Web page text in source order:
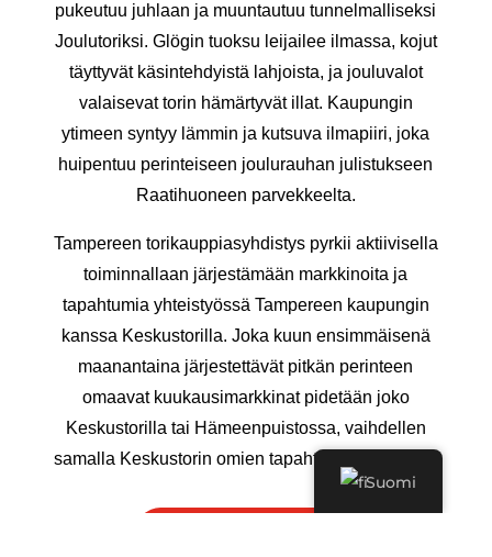
pukeutuu juhlaan ja muuntautuu tunnelmalliseksi
Joulutoriksi. Glögin tuoksu leijailee ilmassa, kojut
täyttyvät käsintehdyistä lahjoista, ja jouluvalot
valaisevat torin hämärtyvät illat. Kaupungin
ytimeen syntyy lämmin ja kutsuva ilmapiiri, joka
huipentuu perinteiseen joulurauhan julistukseen
Raatihuoneen parvekkeelta.
Tampereen torikauppiasyhdistys pyrkii aktiivisella
toiminnallaan järjestämään markkinoita ja
tapahtumia yhteistyössä Tampereen kaupungin
kanssa Keskustorilla. Joka kuun ensimmäisenä
maanantaina järjestettävät pitkän perinteen
omaavat kuukausimarkkinat pidetään joko
Keskustorilla tai Hämeenpuistossa, vaihdellen
samalla Keskustorin omien tapahtumien mukaan.
Suomi